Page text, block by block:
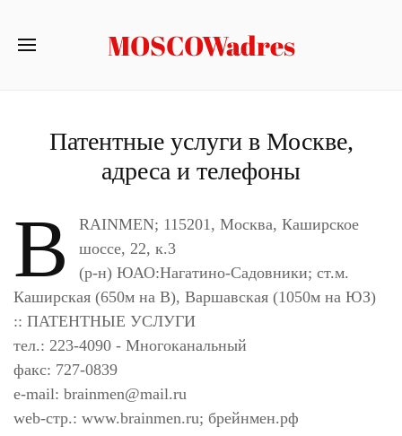
MOSCOWadres
Патентные услуги в Москве,
адреса и телефоны
B
RAINMEN; 115201, Москва, Каширское
шоссе, 22, к.3
(р-н) ЮАО:Нагатино-Садовники; ст.м.
Каширская (650м на В), Варшавская (1050м на ЮЗ)
:: ПАТЕНТНЫЕ УСЛУГИ
тел.: 223-4090 - Многоканальный
факс: 727-0839
e-mail: brainmen@mail.ru
web-стр.: www.brainmen.ru; брейнмен.рф